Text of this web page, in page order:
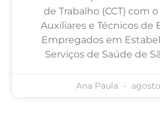
de Trabalho (CCT) com
Auxiliares e Técnicos de
Empregados em
Serviços de Saúde de
Ana Paula